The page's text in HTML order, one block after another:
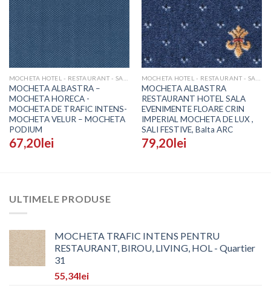
MOCHETA ALBASTRA –
MOCHETA HORECA -
MOCHETA DE TRAFIC INTENS-
MOCHETA VELUR – MOCHETA
PODIUM
67,20lei
MOCHETA ALBASTRA
RESTAURANT HOTEL SALA
EVENIMENTE FLOARE CRIN
IMPERIAL MOCHETA DE LUX ,
SALI FESTIVE, Balta ARC
79,20lei
ULTIMELE PRODUSE
MOCHETA TRAFIC INTENS PENTRU
RESTAURANT, BIROU, LIVING, HOL - Quartier
31
55,34lei